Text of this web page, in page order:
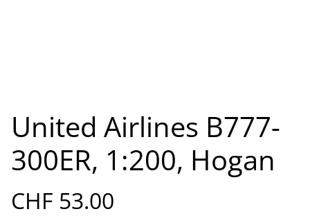
United Airlines B777-
300ER, 1:200, Hogan
CHF 53.00